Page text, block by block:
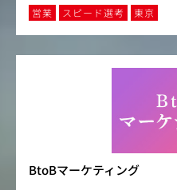
営業 スピード選考 東京
BtoBマーケティング